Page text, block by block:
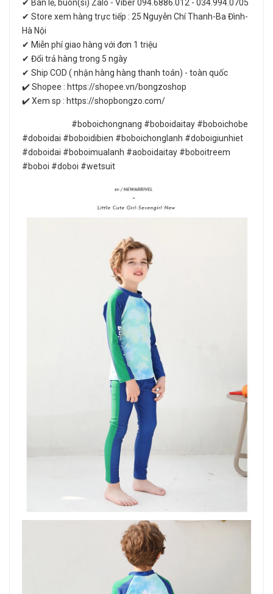
✔ Bán lẻ, buôn(sỉ) Zalo - Viber 094.6886.012 - 034.994.0705
✔ Store xem hàng trực tiếp : 25 Nguyễn Chí Thanh-Ba Đình-
Hà Nội
✔ Miễn phí giao hàng với đơn 1 triệu
✔ Đổi trả hàng trong 5 ngày
✔ Ship COD ( nhận hàng hàng thanh toán) - toàn quốc
✔️ Shopee : https://shopee.vn/bongzoshop
✔️ Xem sp : https://shopbongzo.com/
#boboichongnang #boboidaitay #boboichobe
#doboidai #boboidibien #boboichonglanh #doboigiunhiet
#doboidai #boboimualanh #aoboidaitay #boboitreem
#boboi #doboi #wetsuit